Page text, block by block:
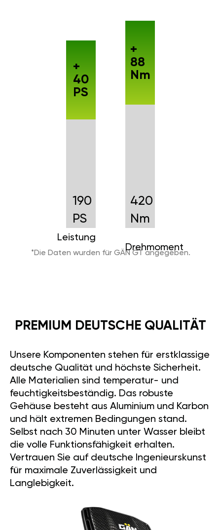
190
PS
Leistung
+
40
PS
420
Nm
Drehmoment
+
88
Nm
*Die Daten wurden für GÄN GT angegeben.
PREMIUM DEUTSCHE QUALITÄT
Unsere Komponenten stehen für erstklassige
deutsche Qualität und höchste Sicherheit.
Alle Materialien sind temperatur- und
feuchtigkeitsbeständig. Das robuste
Gehäuse besteht aus Aluminium und Karbon
und hält extremen Bedingungen stand.
Selbst nach 30 Minuten unter Wasser bleibt
die volle Funktionsfähigkeit erhalten.
Vertrauen Sie auf deutsche Ingenieurskunst
für maximale Zuverlässigkeit und
Langlebigkeit.